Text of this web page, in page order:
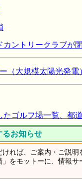
カントリークラブが
（大規模太陽光発電
ゴルフ場一覧、都
るお知らせ
れば、ご案内・ご説明
をモットーに、情報サ